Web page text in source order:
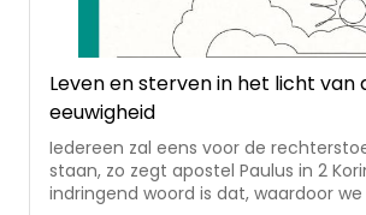
Leven en sterven in het licht van
eeuwigheid
Iedereen zal eens voor de
staan, zo zegt apostel Paulus in 2
indringend woord is dat, waardoor